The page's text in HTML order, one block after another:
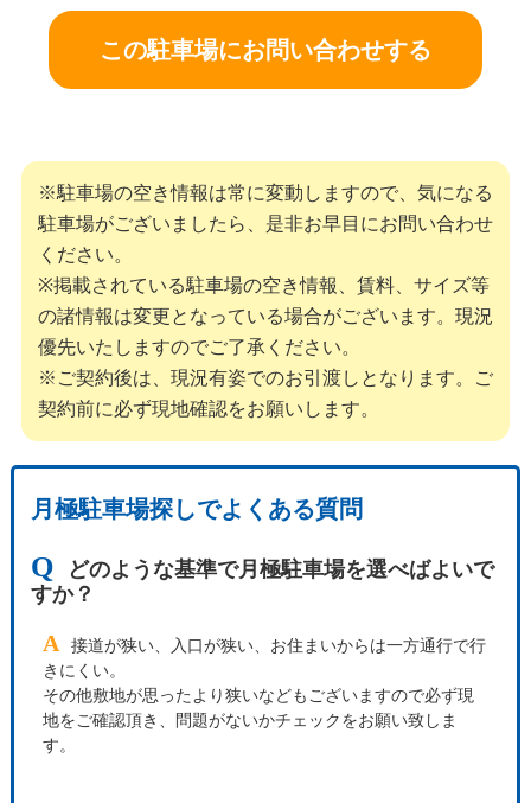
この駐車場にお問い合わせする
※駐車場の空き情報は常に変動しますので、気になる
駐車場がございましたら、是非お早目にお問い合わせ
ください。
※掲載されている駐車場の空き情報、賃料、サイズ等
の諸情報は変更となっている場合がございます。現況
優先いたしますのでご了承ください。
※ご契約後は、現況有姿でのお引渡しとなります。ご
契約前に必ず現地確認をお願いします。
月極駐車場探しでよくある質問
Q
どのような基準で月極駐車場を選べばよいで
すか？
A
接道が狭い、入口が狭い、お住まいからは一方通行で行
きにくい。
その他敷地が思ったより狭いなどもございますので必ず現
地をご確認頂き、問題がないかチェックをお願い致しま
す。